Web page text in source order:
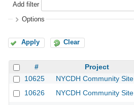
Add filter
Options
Apply Clear
# Project
10625
NYCDH Community Site
10626
NYCDH Community Site